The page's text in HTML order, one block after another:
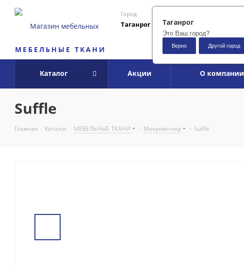
МЕБЕЛЬНЫЕ ТКАНИ
Город:
Таганрог
Каталог Акции О компании
Таганрог
Это Ваш город?
Верно Другой город
Suffle
Главная - Каталог - МЕБЕЛЬНЫЕ ТКАНИ - Микровелюр - Suffle